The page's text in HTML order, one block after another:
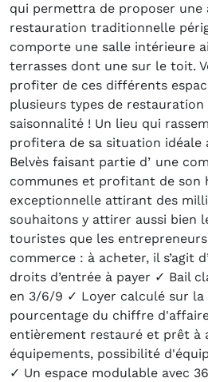
qui permettra de proposer une
restauration traditionnelle
comporte une salle intérieure
terrasses dont une sur le toit.
profiter de ces différents
plusieurs types de
saisonnalité ! Un lieu qui
profitera de sa situation idéale
Belvès faisant partie dʼune
communes et profitant de son
exceptionnelle attirant des
souhaitons y attirer aussi bien
touristes que les
commerce : à acheter, il s’agit
droits d’entrée à payer ✓ Bail
en 3/6/9 ✓ Loyer calculé sur la
pourcentage du chiffre
entièrement restauré et prêt à
équipements, possibilité
✓ Un espace modulable avec